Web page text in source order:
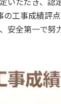
工事成績評
全第一で努